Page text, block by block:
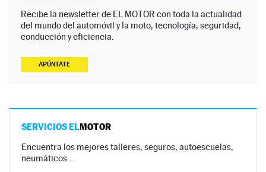
Recibe la newsletter de EL MOTOR con toda la actualidad
del mundo del automóvil y la moto, tecnología, seguridad,
conducción y eficiencia.
APÚNTATE
SERVICIOS ELMOTOR
Encuentra los mejores talleres, seguros, autoescuelas,
neumáticos…